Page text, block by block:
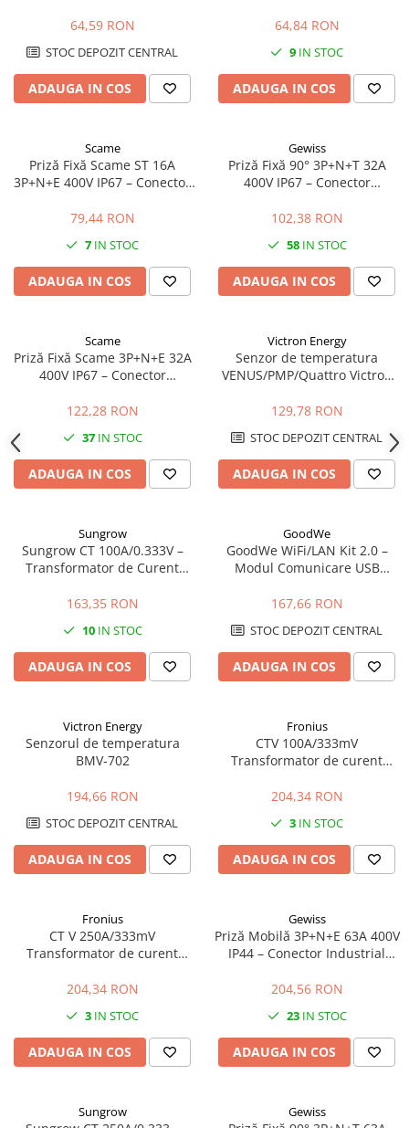
Automatizari
Montaj
Lichidare de stoc B2B
64,59 RON
STOC DEPOZIT CENTRAL
ADAUGA IN COS
64,84 RON
9 IN STOC
ADAUGA IN COS
Scame
Priză Fixă Scame ST 16A
3P+N+E 400V IP67 – Conector
Trifazate
79,44 RON
7 IN STOC
ADAUGA IN COS
Gewiss
Priză Fixă 90° 3P+N+T 32A
400V IP67 – Conector
Montaj pe Perete
102,38 RON
58IN STOC
ADAUGA IN COS
Scame
Priză Fixă Scame 3P+N+E 32A
400V IP67 – Conector
Exterior
122,28 RON
37IN STOC
ADAUGA IN COS
Victron Energy
Senzor de temperatura
VENUS/PMP/Quattro Victron
for VENUS/PMP/Quattro
129,78 RON
STOC DEPOZIT CENTRAL
ADAUGA IN COS
Sungrow
Sungrow CT 100A/0.333V –
Transformator de Curent
163,35 RON
10IN STOC
ADAUGA IN COS
GoodWe
GoodWe WiFi/LAN Kit 2.0 –
Modul Comunicare USB
(LAN, WLAN, Bluetooth, IP65)
167,66 RON
STOC DEPOZIT CENTRAL
ADAUGA IN COS
Victron Energy
Senzorul de temperatura
BMV-702
194,66 RON
STOC DEPOZIT CENTRAL
ADAUGA IN COS
Fronius
CTV 100A/333mV
Transformator de curent
204,34 RON
3 IN STOC
ADAUGA IN COS
Fronius
CT V 250A/333mV
Transformator de curent
204,34 RON
3 IN STOC
ADAUGA IN COS
Gewiss
Priză Mobilă 3P+N+E 63A 400V
IP44 – Conector Industrial
204,56 RON
23IN STOC
ADAUGA IN COS
Sungrow Gewiss